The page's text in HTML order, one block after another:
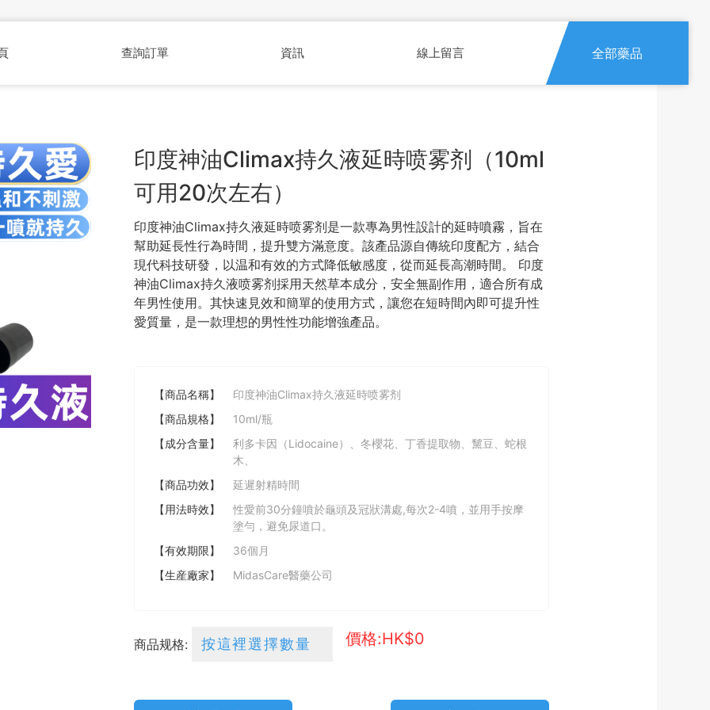
查詢訂單 資訊 線上留言 全部藥品
印度神油Climax持久液延時喷雾剂（10ml
可用20次左右）
印度神油Climax持久液延時喷雾剂是一款專為男性設計的延時噴霧，旨在
幫助延長性行為時間，提升雙方滿意度。該產品源自傳統印度配方，結合
現代科技研發，以温和有效的方式降低敏感度，從而延長高潮時間。 印度
神油Climax持久液喷雾剂採用天然草本成分，安全無副作用，適合所有成
年男性使用。其快速見效和簡單的使用方式，讓您在短時間內即可提升性
愛質量，是一款理想的男性性功能增強產品。
【商品名稱】
印度神油Climax持久液延時喷雾剂
【商品規格】
10ml/瓶
【成分含量】
利多卡因（Lidocaine）、冬櫻花、丁香提取物、黧豆、蛇根
木、
【商品功效】
延遲射精時間
【用法時效】
性愛前30分鐘噴於龜頭及冠狀溝處,每次2-4噴，並用手按摩
塗勻，避免尿道口。
【有效期限】
36個月
【生産廠家】
MidasCare醫藥公司
商品规格: 價格:HK$0